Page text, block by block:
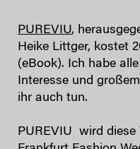
PUREVIU,
Heike Littger, kostet
(eBook). Ich habe
Interesse und
ihr auch tun.
PUREVIU wird